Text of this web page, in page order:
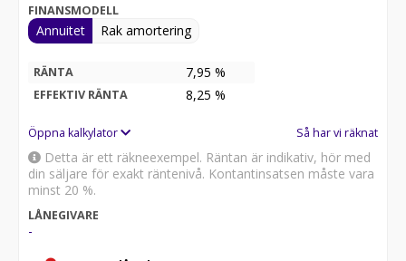
FINANSMODELL
Annuitet Rak amortering
RÄNTA 7,95 %
EFFEKTIV RÄNTA 8,25 %
Öppna kalkylator Så har vi räknat
Detta är ett räkneexempel. Räntan är indikativ, hör med
din säljare för exakt räntenivå. Kontantinsatsen måste vara
minst 20 %.
LÅNEGIVARE
-